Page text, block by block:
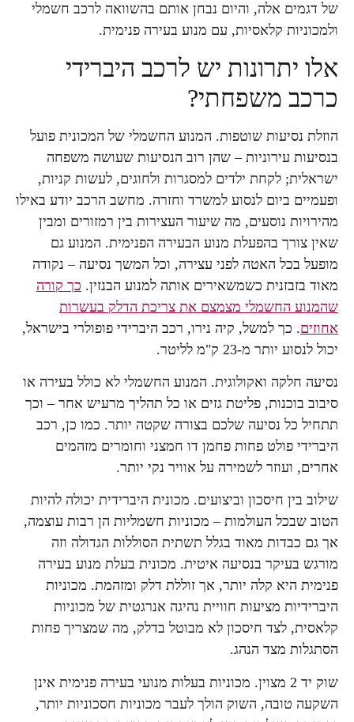
של דגמים אלה, והיום נבחן אותם בהשוואה לרכב חשמלי
ולמכוניות קלאסיות, עם מנוע בעירה פנימית.
אלו יתרונות יש לרכב היברידי
כרכב משפחתי?
הוזלת נסיעות שוטפות. המנוע החשמלי של המכונית פועל
בנסיעות עירוניות – שהן רוב הנסיעות שעושה משפחה
ישראלית; לקחת ילדים למסגרות ולחוגים, לעשות קניות,
ופעמיים ביום לנסוע למשרד וחזרה. מחשב הרכב יודע באילו
מהירויות נוסעים, מה שיעור העצירות בין רמזורים ומבין
שאין צורך בהפעלת מנוע הבעירה הפנימית. המנוע גם
מופעל בכל האטה לפני עצירה, וכל המשך נסיעה – נקודה
מאוד בזבזנית כשמשאירים אותה למנוע הבנזין. כך קורה
שהמנוע החשמלי מצמצם את צריכת הדלק בעשרות
אחוזים. כך למשל, קיה נירו, רכב היברידי פופולרי בישראל,
יכול לנסוע יותר מ-23 ק"מ לליטר.
נסיעה חלקה ואקולוגית. המנוע החשמלי לא כולל בעירה או
סיבוב בוכנות, פליטת גזים או כל תהליך מרעיש אחר – וכך
תתחיל כל נסיעה שלכם בצורה שקטה יותר. כמו כן, רכב
היברידי פולט פחות פחמן דו חמצני וחומרים מזהמים
אחרים, ועוזר לשמירה על אוויר נקי יותר.
שילוב בין חיסכון וביצועים. מכונית היברידית יכולה להיות
הטוב שבכל העולמות – מכוניות חשמליות הן רבות עוצמה,
אך גם כבדות מאוד בגלל תשתית הסוללות הגדולה וזה
מורגש בעיקר בנסיעה איטית. מכונית בעלת מנוע בעירה
פנימית היא קלה יותר, אך זוללת דלק ומזהמת. מכוניות
היברידיות מציעות חוויית נהיגה אנרגטית של מכוניות
קלאסית, לצד חיסכון לא מבוטל בדלק, מה שמצריך פחות
הסתגלות מצד הנהג.
שוק יד 2 מצוין. מכוניות בעלות מנועי בעירה פנימית אינן
השקעה טובה, השוק הולך לעבר מכוניות חסכוניות יותר,